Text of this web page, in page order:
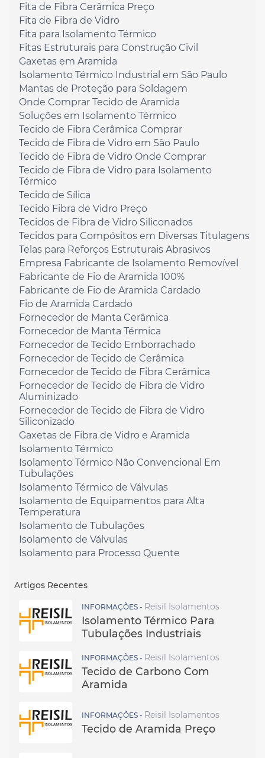
Fita de Fibra Cerâmica Preço
Fita de Fibra de Vidro
Fita para Isolamento Térmico
Fitas Estruturais para Construção Civil
Gaxetas em Aramida
Isolamento Térmico Industrial em São Paulo
Mantas de Proteção para Soldagem
Onde Comprar Tecido de Aramida
Soluções em Isolamento Térmico
Tecido de Fibra Cerâmica Comprar
Tecido de Fibra de Vidro em São Paulo
Tecido de Fibra de Vidro Onde Comprar
Tecido de Fibra de Vidro para Isolamento
Térmico
Tecido de Sílica
Tecido Fibra de Vidro Preço
Tecidos de Fibra de Vidro Siliconados
Tecidos para Compósitos em Diversas Titulagens
Telas para Reforços Estruturais Abrasivos
Empresa Fabricante de Isolamento Removível
Fabricante de Fio de Aramida 100%
Fabricante de Fio de Aramida Cardado
Fio de Aramida Cardado
Fornecedor de Manta Cerâmica
Fornecedor de Manta Térmica
Fornecedor de Tecido Emborrachado
Fornecedor de Tecido de Cerâmica
Fornecedor de Tecido de Fibra Cerâmica
Fornecedor de Tecido de Fibra de Vidro
Aluminizado
Fornecedor de Tecido de Fibra de Vidro
Siliconizado
Gaxetas de Fibra de Vidro e Aramida
Isolamento Térmico
Isolamento Térmico Não Convencional Em
Tubulações
Isolamento Térmico de Válvulas
Isolamento de Equipamentos para Alta
Temperatura
Isolamento de Tubulações
Isolamento de Válvulas
Isolamento para Processo Quente
Artigos Recentes
INFORMAÇÕES - Reisil Isolamentos
Isolamento Térmico Para
Tubulações Industriais
INFORMAÇÕES - Reisil Isolamentos
Tecido de Carbono Com
Aramida
INFORMAÇÕES - Reisil Isolamentos
Tecido de Aramida Preço